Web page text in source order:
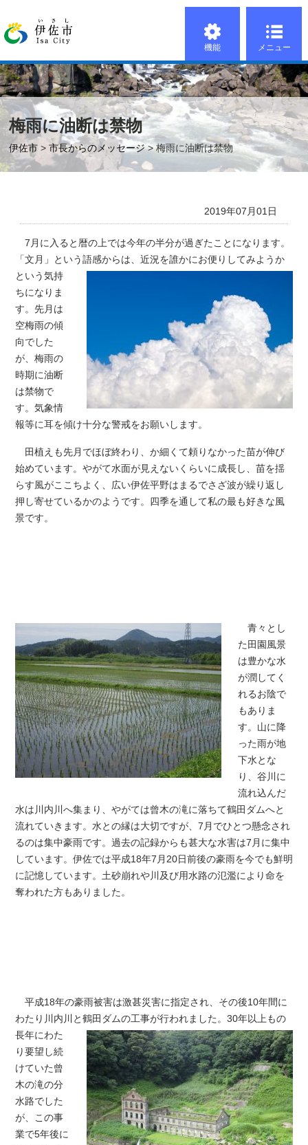
機能 メニュー
梅雨に油断は禁物
伊佐市 >市長からのメッセージ> 梅雨に油断は禁物
2019年07月01日
7月に入ると暦の上では今年の半分が過ぎたことになります。
「文月」という語感からは、近況を誰かにお便りしてみようか
という気持
ちになりま
す。先月は
空梅雨の傾
向でした
が、梅雨の
時期に油断
は禁物で
す。気象情
報等に耳を傾け十分な警戒をお願いします。
田植えも先月でほぼ終わり、か細くて頼りなかった苗が伸び
始めています。やがて水面が見えないくらいに成長し、苗を揺
らす風がここちよく、広い伊佐平野はまるでさざ波が繰り返し
押し寄せているかのようです。四季を通して私の最も好きな風
景です。
青々とし
た田園風景
は豊かな水
が潤してく
れるお陰で
もありま
す。山に降
った雨が地
下水とな
り、谷川に
流れ込んだ
水は川内川へ集まり、やがては曾木の滝に落ちて鶴田ダムへと
流れていきます。水との縁は大切ですが、7月でひとつ懸念され
るのは集中豪雨です。過去の記録からも甚大な水害は7月に集中
しています。伊佐では平成18年7月20日前後の豪雨を今でも鮮明
に記憶しています。土砂崩れや川及び用水路の氾濫により命を
奪われた方もありました。
平成18年の豪雨被害は激甚災害に指定され、その後10年間に
わたり川内川と鶴田ダムの工事が行われました。30年以上もの
長年にわた
り要望し続
けていた曾
木の滝の分
水路でした
が、この事
業で5年後に